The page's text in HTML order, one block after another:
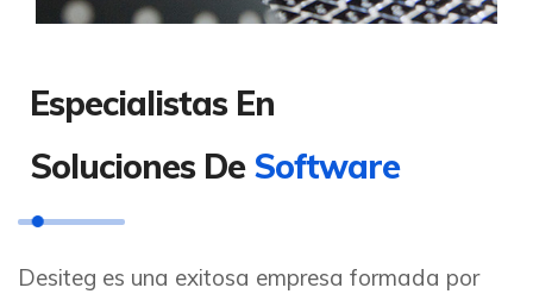
Especialistas En
Soluciones De Software
Desiteg es una exitosa empresa formada por